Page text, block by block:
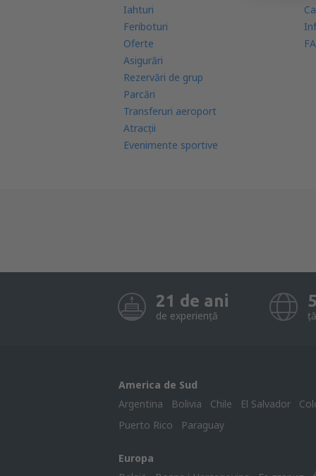
Iahturi
Feriboturi
Oferte
Asigurări
Rezervări de grup
Parcări
Transferuri aeroport
Atracţii
Evenimente sportive
21 de ani
de experiență
America de Sud
Argentina
Bolivia Chile El Salvador
Puerto Rico
Paraguay
Europa